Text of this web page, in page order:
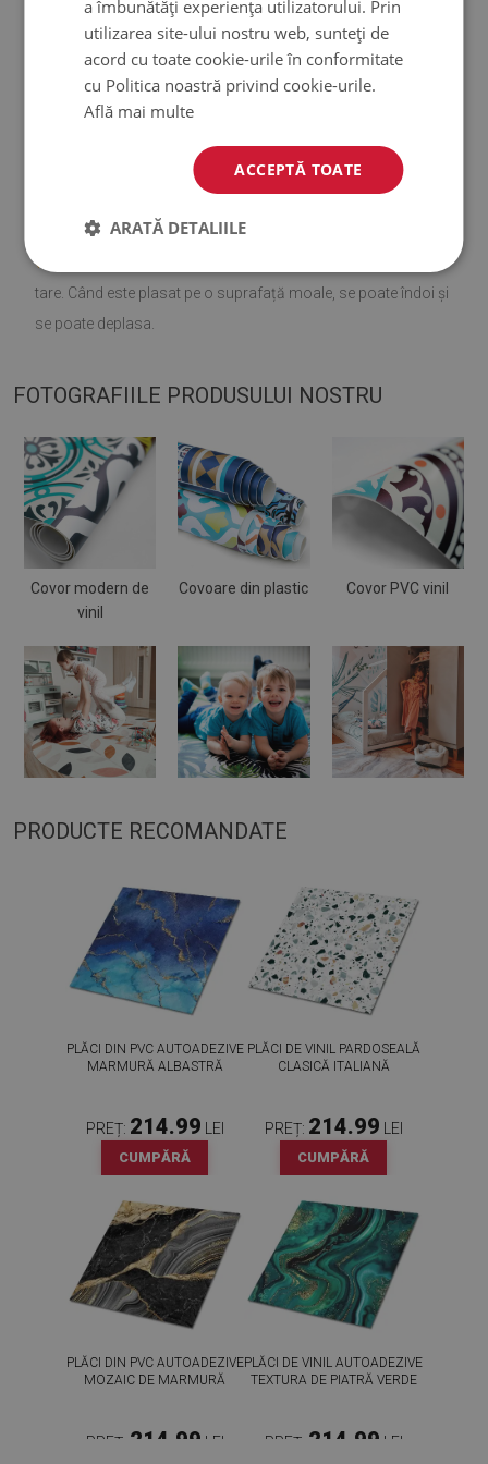
Material:vinil armat cu plasă PES.
Grosime: 1,6 mm .
Covoarele nu sunt antiderapante;
♦
tare. Când este plasat pe o suprafață moale, se poate îndoi și
se poate deplasa.
FOTOGRAFIILE PRODUSULUI NOSTRU
Covor modern de
vinil
Covoare din plastic Covor PVC vinil
PRODUCTE RECOMANDATE
PLĂCI DIN PVC AUTOADEZIVE
MARMURĂ ALBASTRĂ
PREȚ: 214.99 LEI
CUMPĂRĂ
PLĂCI DE VINIL PARDOSEALĂ
CLASICĂ ITALIANĂ
PREȚ: 214.99 LEI
CUMPĂRĂ
PLĂCI DIN PVC AUTOADEZIVE
MOZAIC DE MARMURĂ
PREȚ: 214.99 LEI
PLĂCI DE VINIL AUTOADEZIVE
TEXTURA DE PIATRĂ VERDE
PREȚ: 214.99 LEI
a îmbunătăți experiența utilizatorului. Prin
utilizarea site-ului nostru web, sunteți de
acord cu toate cookie-urile în conformitate
cu Politica noastră privind cookie-urile.
Află mai multe
ACCEPTĂ TOATE
ARATĂ DETALIILE